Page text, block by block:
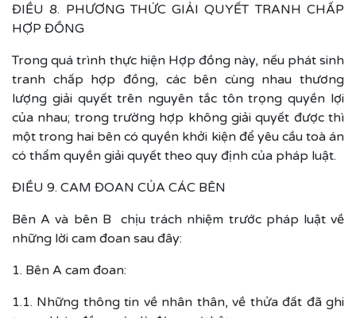
ĐIỀU 8. PHƯƠNG THỨC GIẢI QUYẾT TRANH CHẤP
HỢP ĐỒNG
Trong quá trình thực hiện Hợp đồng này, nếu phát sinh
tranh chấp hợp đồng, các bên cùng nhau thương
lượng giải quyết trên nguyên tắc tôn trọng quyền lợi
của nhau; trong trường hợp không giải quyết được thì
một trong hai bên có quyền khởi kiện để yêu cầu toà án
có thẩm quyền giải quyết theo quy định của pháp luật.
ĐIỀU 9. CAM ĐOAN CỦA CÁC BÊN
Bên A và bên B chịu trách nhiệm trước pháp luật về
những lời cam đoan sau đây:
1. Bên A cam đoan:
1.1. Những thông tin về nhân thân, về thửa đất đã ghi